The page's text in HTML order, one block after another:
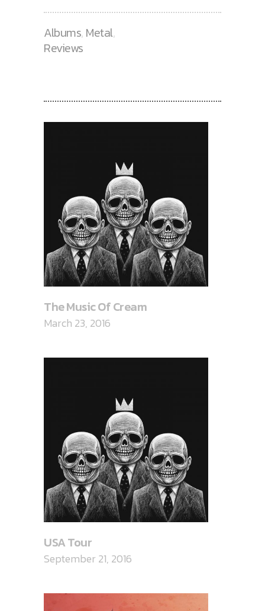
Albums, Metal,
Reviews
The Music Of Cream
March 23, 2016
USA Tour
September 21, 2016